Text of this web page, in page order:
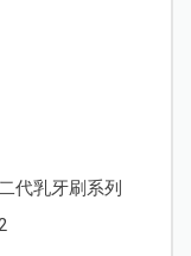
代乳牙刷系列